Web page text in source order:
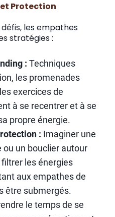
Protection
les empathes
stratégies :
: Techniques
les promenades
exercices de
à se recentrer et à se
propre énergie.
: Imaginer une
ou un bouclier autour
les énergies
aux empathes de
être submergés.
le temps de se